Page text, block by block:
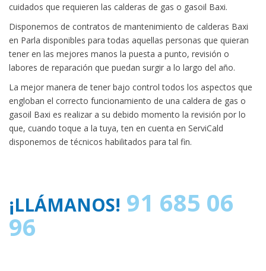
cuidados que requieren las calderas de gas o gasoil Baxi.
Disponemos de contratos de mantenimiento de calderas Baxi
en Parla disponibles para todas aquellas personas que quieran
tener en las mejores manos la puesta a punto, revisión o
labores de reparación que puedan surgir a lo largo del año.
La mejor manera de tener bajo control todos los aspectos que
engloban el correcto funcionamiento de una caldera de gas o
gasoil Baxi es realizar a su debido momento la revisión por lo
que, cuando toque a la tuya, ten en cuenta en ServiCald
disponemos de técnicos habilitados para tal fin.
¡LLÁMANOS! 91 685 06
96